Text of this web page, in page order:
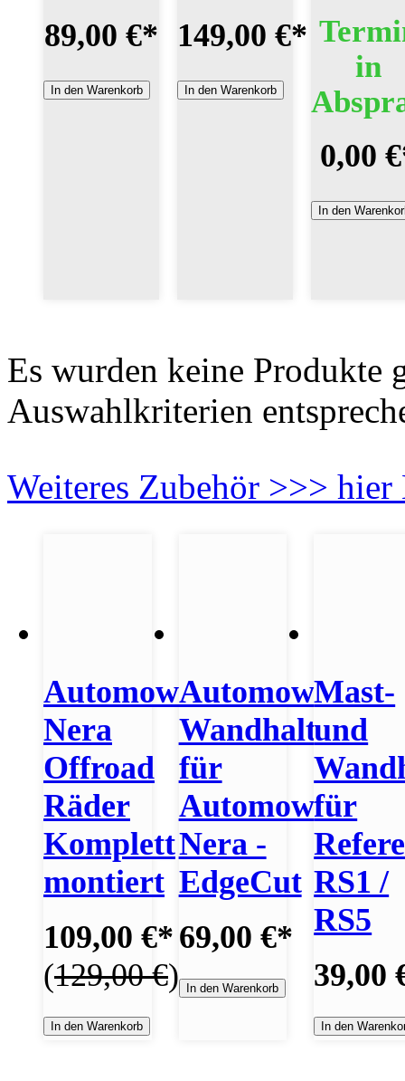
89,00 €*
In den Warenkorb
149,00 €*
In den Warenkorb
in
0,00 €
In den
Es wurden keine Produkte
Auswahlkriterien
Weiteres Zubehör >>>
Automower
Nera
Offroad
Räder
Komplett
montiert
109,00 €*
(129,00 €)
In den Warenkorb
Automower
Wandhalterung
für
Automower
Nera -
EdgeCut
69,00 €*
In den Warenkorb
Mast-
und
für
RS1 /
RS5
39,00
In den